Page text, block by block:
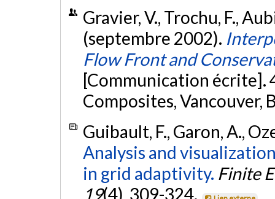
Gravier, V., Trochu, F.,
(septembre 2002).
Flow Front and
[Communication écrite].
Composites, Vancouver,
Guibault, F., Garon, A.,
Analysis and
in grid adaptivity. Finite
19(4), 309-324.